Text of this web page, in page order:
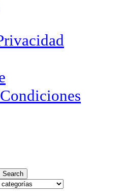
Search